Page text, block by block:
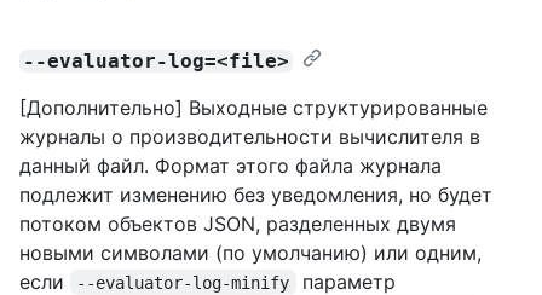
--evaluator-log=<file>
[Дополнительно] Выходные структурированные
журналы о производительности вычислителя в
данный файл. Формат этого файла журнала
подлежит изменению без уведомления, но будет
потоком объектов JSON, разделенных двумя
новыми символами (по умолчанию) или одним,
если
--evaluator-log-minify
параметр